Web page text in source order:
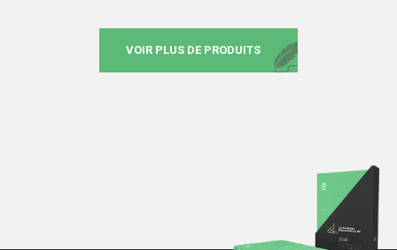
VOIR PLUS DE PRODUITS